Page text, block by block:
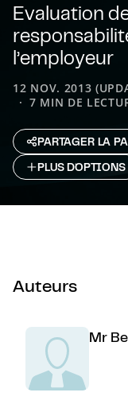
Evaluation
l’employeur
12 NOV. 2013
7 MIN DE
PARTAGER LA
PLUS D`OPTIONS
Auteurs
Mr